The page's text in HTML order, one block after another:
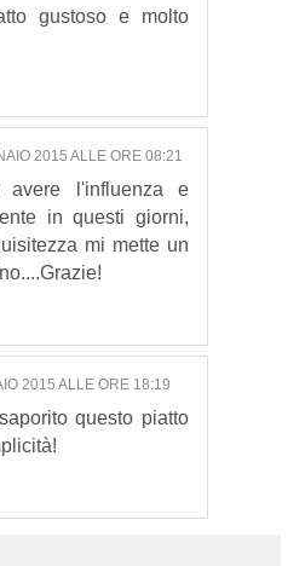
gustoso e molto
2015 ALLE ORE 08:21
avere l'influenza e
in questi giorni,
mi mette un
2015 ALLE ORE 18:19
questo piatto